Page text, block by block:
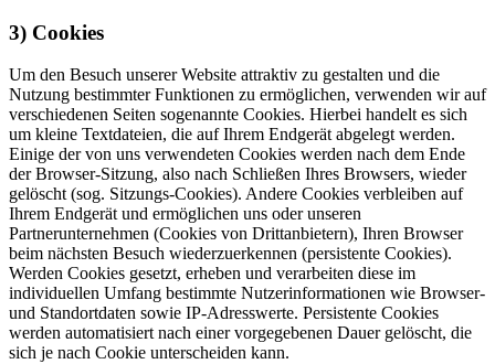
3) Cookies
Um den Besuch unserer Website attraktiv zu gestalten und die
Nutzung bestimmter Funktionen zu ermöglichen, verwenden wir auf
verschiedenen Seiten sogenannte Cookies. Hierbei handelt es sich
um kleine Textdateien, die auf Ihrem Endgerät abgelegt werden.
Einige der von uns verwendeten Cookies werden nach dem Ende
der Browser-Sitzung, also nach Schließen Ihres Browsers, wieder
gelöscht (sog. Sitzungs-Cookies). Andere Cookies verbleiben auf
Ihrem Endgerät und ermöglichen uns oder unseren
Partnerunternehmen (Cookies von Drittanbietern), Ihren Browser
beim nächsten Besuch wiederzuerkennen (persistente Cookies).
Werden Cookies gesetzt, erheben und verarbeiten diese im
individuellen Umfang bestimmte Nutzerinformationen wie Browser-
und Standortdaten sowie IP-Adresswerte. Persistente Cookies
werden automatisiert nach einer vorgegebenen Dauer gelöscht, die
sich je nach Cookie unterscheiden kann.